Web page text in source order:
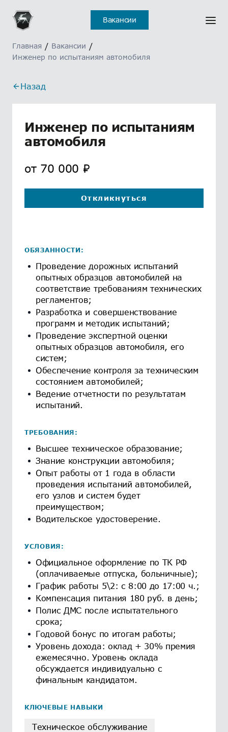
Вакансии
Главная / Вакансии /
Инженер по испытаниям автомобиля
Назад
Инженер по испытаниям
автомобиля
от 70 000 ₽
Откликнуться
ОБЯЗАННОСТИ:
Проведение дорожных испытаний
опытных образцов автомобилей на
соответствие требованиям технических
регламентов;
Разработка и совершенствование
программ и методик испытаний;
Проведение экспертной оценки
опытных образцов автомобиля, его
систем;
Обеспечение контроля за техническим
состоянием автомобилей;
Ведение отчетности по результатам
испытаний.
ТРЕБОВАНИЯ:
Высшее техническое образование;
Знание конструкции автомобиля;
Опыт работы от 1 года в области
проведения испытаний автомобилей,
его узлов и систем будет
преимуществом;
Водительское удостоверение.
УСЛОВИЯ:
Официальное оформление по ТК РФ
(оплачиваемые отпуска, больничные);
График работы 5\2: с 8:00 до 17:00 ч.;
Компенсация питания 180 руб. в день;
Полис ДМС после испытательного
срока;
Годовой бонус по итогам работы;
Уровень дохода: оклад + 30% премия
ежемесячно. Уровень оклада
обсуждается индивидуально с
финальным кандидатом.
КЛЮЧЕВЫЕ НАВЫКИ
Техническое обслуживание
Отклик на вакансию
отправлен
Ошибка